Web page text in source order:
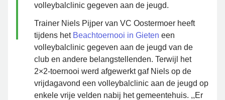
volleybalclinic gegeven aan de jeugd.
Trainer Niels Pijper van VC Oostermoer heeft
tijdens het Beachtoernooi in Gieten een
volleybalclinic gegeven aan de jeugd van de
club en andere belangstellenden. Terwijl het
2×2-toernooi werd afgewerkt gaf Niels op de
vrijdagavond een volleybalclinic aan de jeugd op
enkele vrije velden nabij het gemeentehuis. ,,Er